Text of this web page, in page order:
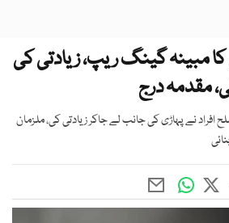
مبینہ گینگ ریپ، زیادتی کی
مقدمہ درج
پر دعا کرنےگئی،2مسلح افراد نے پہاڑی کی جانب لے جاکر زیادتی کی، ملزمان